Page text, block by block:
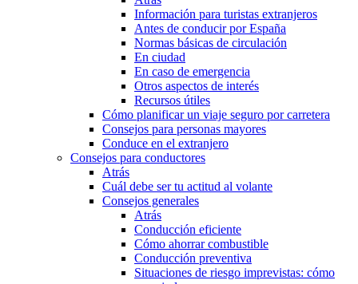
Información para turistas extranjeros
Antes de conducir por España
Normas básicas de circulación
En ciudad
En caso de emergencia
Otros aspectos de interés
Recursos útiles
Cómo planificar un viaje seguro por carretera
Consejos para personas mayores
Conduce en el extranjero
Consejos para conductores
Atrás
Cuál debe ser tu actitud al volante
Consejos generales
Atrás
Conducción eficiente
Cómo ahorrar combustible
Conducción preventiva
Situaciones de riesgo imprevistas: cómo